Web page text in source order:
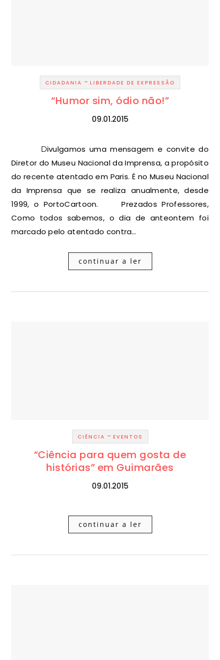
CIDADANIA - LIBERDADE DE EXPRESSÃO
“Humor sim, ódio não!”
09.01.2015
Divulgamos uma mensagem e convite do
Diretor do Museu Nacional da Imprensa, a propósito
do recente atentado em Paris. É no Museu Nacional
da Imprensa que se realiza anualmente, desde
1999, o PortoCartoon. Prezados Professores,
Como todos sabemos, o dia de anteontem foi
marcado pelo atentado contra…
continuar a ler
CIÊNCIA - EVENTOS
“Ciência para quem gosta de
histórias” em Guimarães
09.01.2015
continuar a ler